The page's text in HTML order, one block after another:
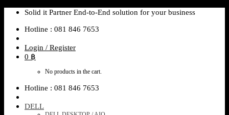
Skip
content
Solid it Partner End-to-End solution for your business
Hotline : 081 846 7653
Login / Register
0 ฿
No products in the cart.
Hotline : 081 846 7653
DELL